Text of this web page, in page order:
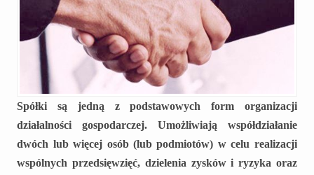
Spółki są jedną z podstawowych form organizacji
działalności gospodarczej. Umożliwiają współdziałanie
dwóch lub więcej osób (lub podmiotów) w celu realizacji
wspólnych przedsięwzięć, dzielenia zysków i ryzyka oraz